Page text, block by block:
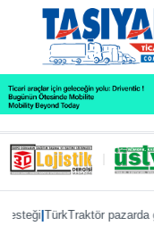
|TürkTraktör pazarda